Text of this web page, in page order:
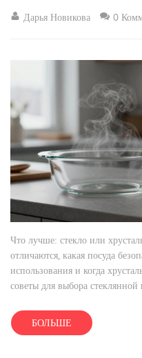
Дарья Новикова 0
Что лучше: стекло или
отличаются, какая посуда
использования и когда
советы для выбора
БОЛЬШЕ